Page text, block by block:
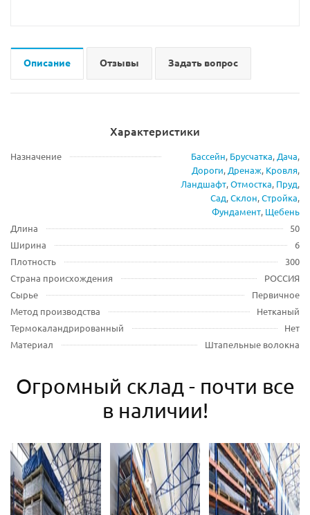
Описание Отзывы Задать вопрос
Характеристики
Назначение Бассейн, Брусчатка, Дача,
Дороги, Дренаж, Кровля,
Ландшафт,Отмостка, Пруд,
Сад,Склон,Стройка,
Фундамент, Щебень
Длина
50
Ширина
6
Плотность
300
Страна происхождения
РОССИЯ
Сырье
Первичное
Метод производства
Нетканый
Термокаландрированный
Нет
Материал
Штапельные волокна
Огромный склад - почти все
в наличии!